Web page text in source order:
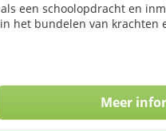
een schoolopdracht en
het bundelen van krachten
Meer